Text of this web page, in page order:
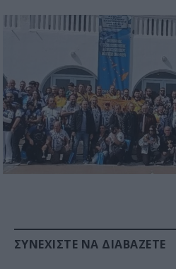
ΣΥΝΕΧΊΣΤΕ ΝΑ ΔΙΑΒΆΖΕΤΕ